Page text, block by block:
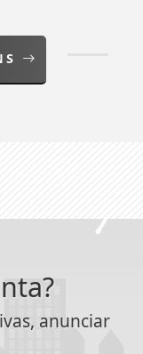
anunciar